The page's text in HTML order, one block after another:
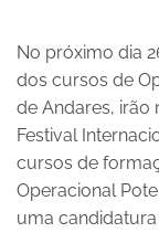
No próximo dia
dos cursos de
de Andares, irão
Festival
cursos de
Operacional
uma candidatura